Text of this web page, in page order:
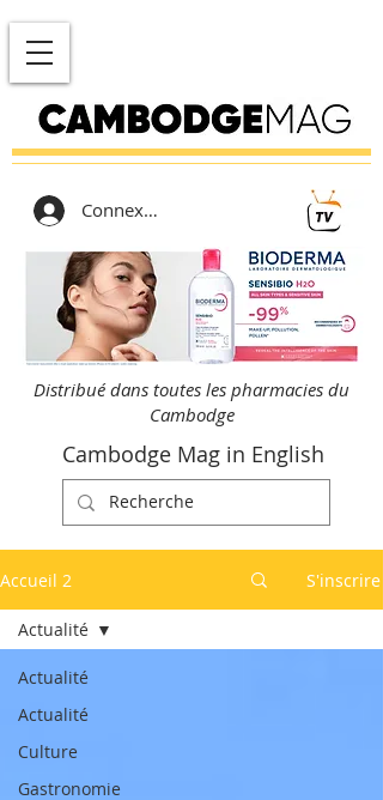
Connexion
Distribué dans toutes les pharmacies du
Cambodge
Cambodge Mag in English
Accueil 2 S'inscrire
Actualité
Actualité
Culture
Gastronomie
Actualité